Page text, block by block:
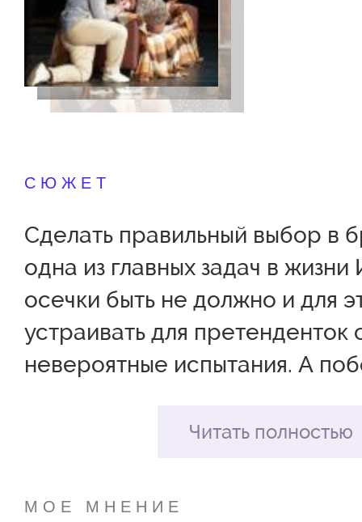
СЮЖЕТ
Сделать правильный выбор в
одна из главных задач в жизни
осечки быть не должно и для
устраивать для претенденток
невероятные испытания. А
спешит раскрывать все карты.
вот кто полюбит мелкого
Читать полностью
МОЕ МНЕНИЕ